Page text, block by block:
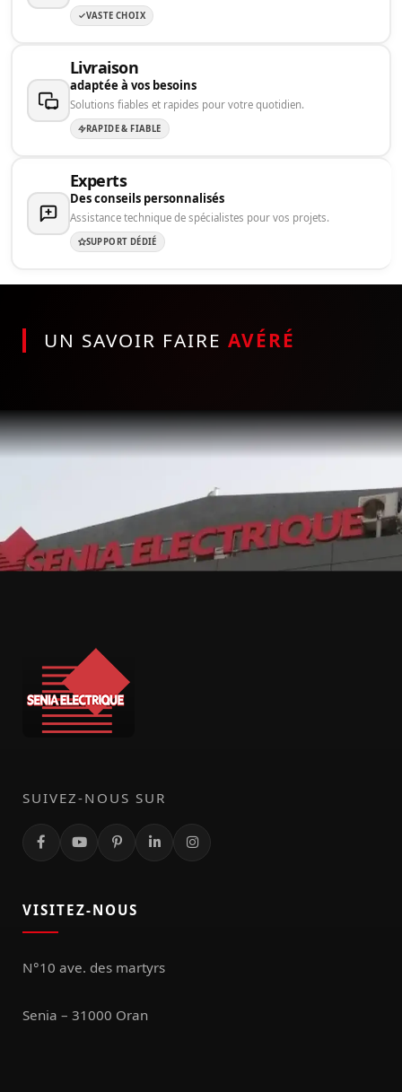
VASTE CHOIX
Livraison
adaptée à vos besoins
Solutions fiables et rapides pour votre quotidien.
RAPIDE & FIABLE
Experts
Des conseils personnalisés
Assistance technique de spécialistes pour vos projets.
SUPPORT DÉDIÉ
UN SAVOIR FAIRE AVÉRÉ
SUIVEZ-NOUS SUR
VISITEZ-NOUS
N°10 ave. des martyrs
Senia – 31000 Oran